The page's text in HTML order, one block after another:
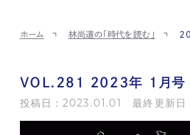
コーポレートガバナンス
IRポリシー
ストレージ室数実績
個人投資家の皆様へ
商品情報
先輩社員インタビュー
中途採用
ホーム 林尚道の「時代を読む」
VOL.281 2023年 1月号
投稿日：2023.01.01 最終更新日